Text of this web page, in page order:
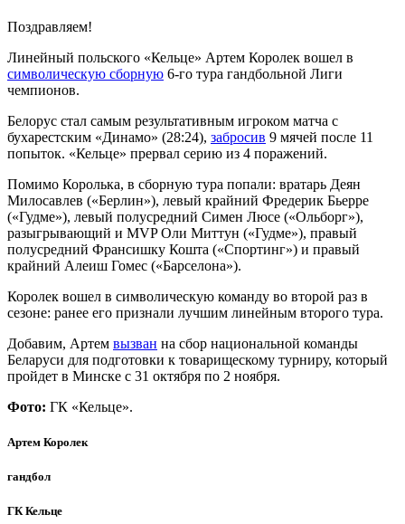
Поздравляем!
Линейный польского «Кельце» Артем Королек вошел в
символическую сборную 6-го тура гандбольной Лиги
чемпионов.
Белорус стал самым результативным игроком матча с
бухарестским «Динамо» (28:24), забросив 9 мячей после 11
попыток. «Кельце» прервал серию из 4 поражений.
Помимо Королька, в сборную тура попали: вратарь Деян
Милосавлев («Берлин»), левый крайний Фредерик Бьерре
(«Гудме»), левый полусредний Симен Люсе («Ольборг»),
разыгрывающий и MVP Оли Миттун («Гудме»), правый
полусредний Франсишку Кошта («Спортинг») и правый
крайний Алеиш Гомес («Барселона»).
Королек вошел в символическую команду во второй раз в
сезоне: ранее его признали лучшим линейным второго тура.
Добавим, Артем вызван на сбор национальной команды
Беларуси для подготовки к товарищескому турниру, который
пройдет в Минске с 31 октября по 2 ноября.
Фото: ГК «Кельце».
Артем Королек
гандбол
ГК Кельце